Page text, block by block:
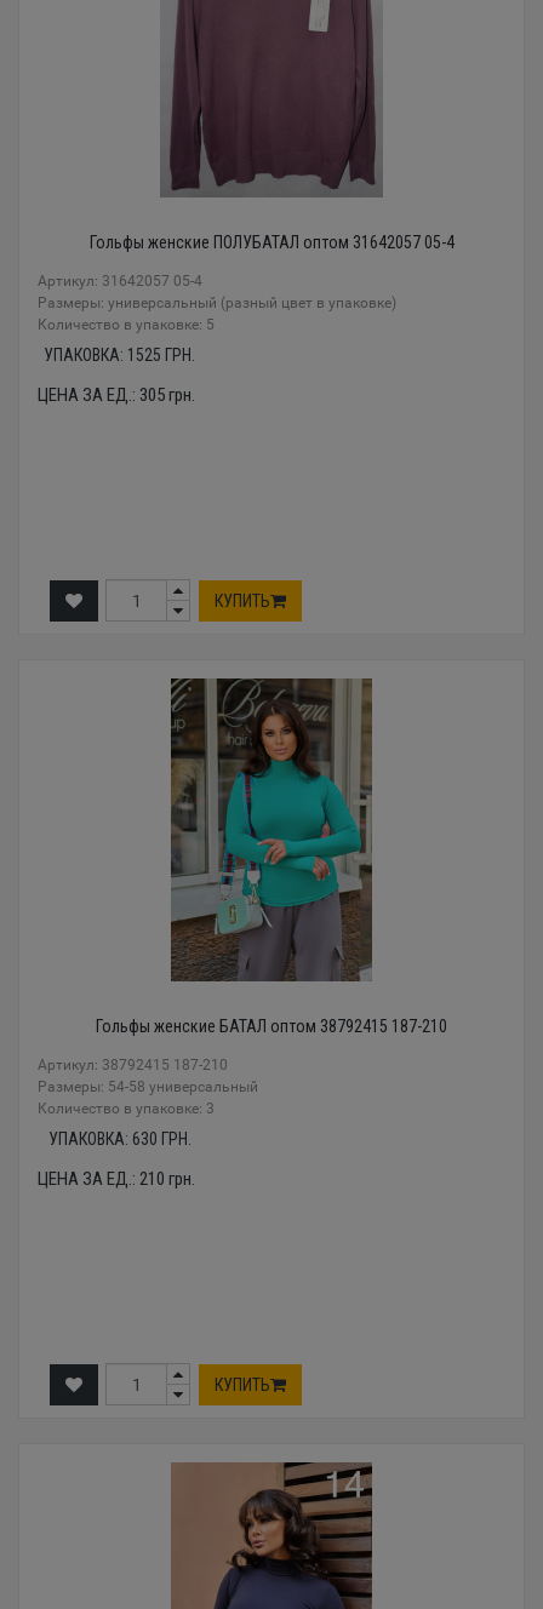
Гольфы женские ПОЛУБАТАЛ оптом 31642057 05-4
Артикул: 31642057 05-4
Размеры: универсальный (разный цвет в упаковке)
Количество в упаковке: 5
УПАКОВКА: 1525 ГРН.
ЦЕНА ЗА ЕД.: 305грн.
КУПИТЬ
Гольфы женские БАТАЛ оптом 38792415 187-210
Артикул: 38792415 187-210
Размеры: 54-58 универсальный
Количество в упаковке: 3
УПАКОВКА: 630 ГРН.
ЦЕНА ЗА ЕД.: 210 грн.
КУПИТЬ